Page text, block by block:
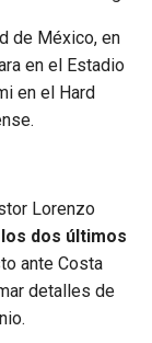
de México, en
en el Estadio
en el Hard
Lorenzo
dos últimos
ante Costa
detalles de